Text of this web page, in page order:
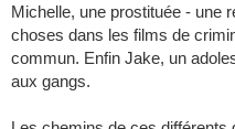
Michelle, une prostituée - une
choses dans les films de
commun. Enfin Jake, un
aux gangs.